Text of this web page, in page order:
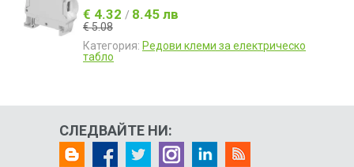
€ 4.32 / 8.45 лв
€ 5.08
Категория: Редови клеми за електрическо
табло
СЛЕДВАЙТЕ НИ: